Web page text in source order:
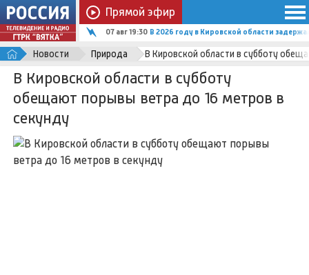
Прямой эфир
07 авг 19:30 В 2026 году в Кировской области
Новости Природа В Кировской области в субботу
В Кировской области в субботу
обещают порывы ветра до 16 метров в
секунду